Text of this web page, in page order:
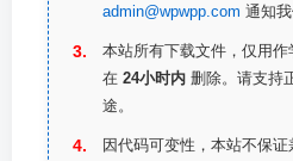
admin@wpwpp.com 通知我
本站所有下载文件，仅用
在 24小时内 删除。请支持
途。
因代码可变性，本站不保